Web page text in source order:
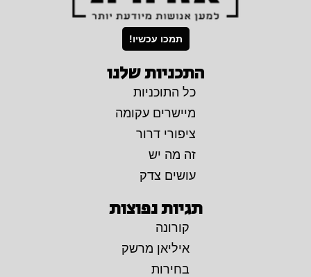
תמכו עכשיו!
התכניות שלנו
כל התוכניות
מיישרים עקומה
ציפורי דרור
זה מה יש
עושים צדק
תגיות נפוצות
קורונה
איליאן מרשק
בחירות